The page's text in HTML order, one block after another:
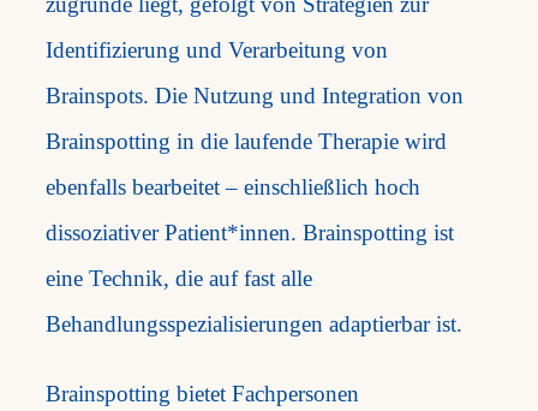
Identifizierung und Verarbeitung von
Brainspots. Die Nutzung und Integration von
Brainspotting in die laufende Therapie wird
ebenfalls bearbeitet – einschließlich hoch
dissoziativer Patient*innen. Brainspotting ist
eine Technik, die auf fast alle
Behandlungsspezialisierungen adaptierbar ist.
​Brainspotting bietet Fachpersonen